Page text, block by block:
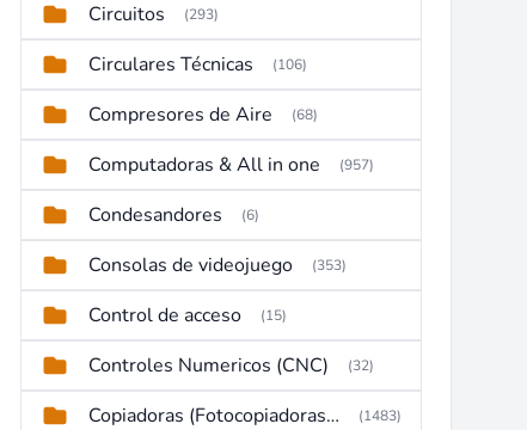
Circuitos (293)
Circulares Técnicas (106)
Compresores de Aire (68)
Computadoras & All in one (957)
Condesandores (6)
Consolas de videojuego (353)
Control de acceso (15)
Controles Numericos (CNC) (32)
Copiadoras (Fotocopiadoras, Multifunctions, Ploter, etc) (1483)